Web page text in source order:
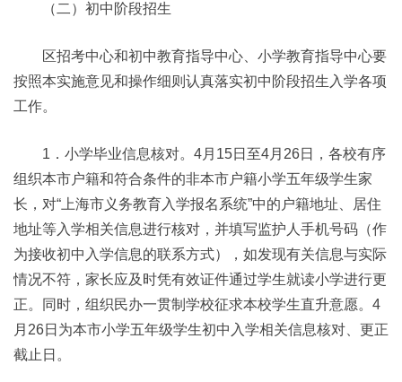
（二）初中阶段招生
区招考中心和初中教育指导中心、小学教育指导中心要
按照本实施意见和操作细则认真落实初中阶段招生入学各项
工作。
1．小学毕业信息核对。4月15日至4月26日，各校有序
组织本市户籍和符合条件的非本市户籍小学五年级学生家
长，对“上海市义务教育入学报名系统”中的户籍地址、居住
地址等入学相关信息进行核对，并填写监护人手机号码（作
为接收初中入学信息的联系方式），如发现有关信息与实际
情况不符，家长应及时凭有效证件通过学生就读小学进行更
正。同时，组织民办一贯制学校征求本校学生直升意愿。4
月26日为本市小学五年级学生初中入学相关信息核对、更正
截止日。